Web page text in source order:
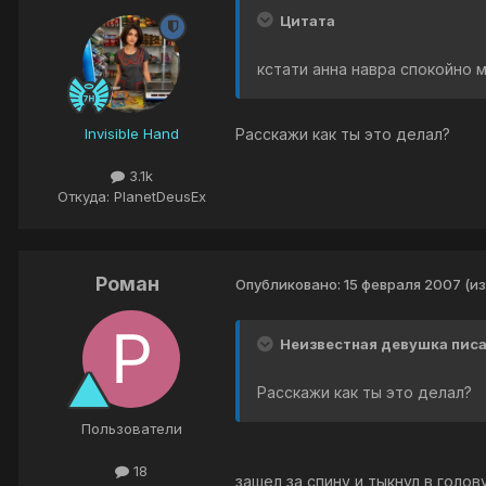
Invisible Hand
3.1k
Откуда: PlanetDeusEx
Цитата
кстати анна навра
Расскажи как ты это делал?
Роман
Пользователи
18
Опубликовано: 15 февраля 2007
Неизвестная девушка
Расскажи как ты это делал?
зашел за спину и тыкнул в